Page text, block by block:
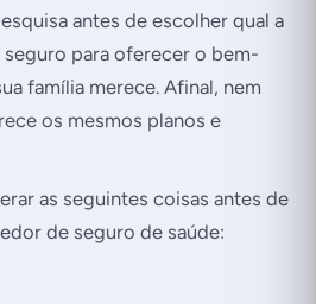
antes de escolher qual a
para oferecer o bem-
família merece. Afinal, nem
os mesmos planos e
as seguintes coisas antes de
de seguro de saúde: